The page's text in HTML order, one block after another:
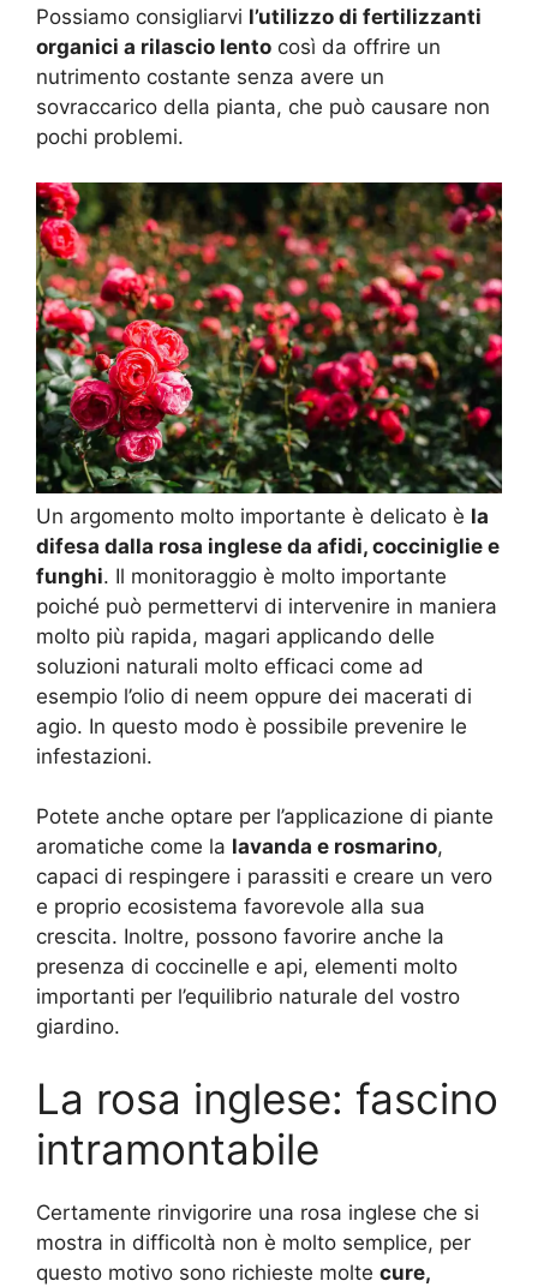
Possiamo consigliarvi l’utilizzo di fertilizzanti
organici a rilascio lento così da offrire un
nutrimento costante senza avere un
sovraccarico della pianta, che può causare non
pochi problemi.
Un argomento molto importante è delicato è la
difesa dalla rosa inglese da afidi, cocciniglie e
funghi. Il monitoraggio è molto importante
poiché può permettervi di intervenire in maniera
molto più rapida, magari applicando delle
soluzioni naturali molto efficaci come ad
esempio l’olio di neem oppure dei macerati di
agio. In questo modo è possibile prevenire le
infestazioni.
Potete anche optare per l’applicazione di piante
aromatiche come la lavanda e rosmarino,
capaci di respingere i parassiti e creare un vero
e proprio ecosistema favorevole alla sua
crescita. Inoltre, possono favorire anche la
presenza di coccinelle e api, elementi molto
importanti per l’equilibrio naturale del vostro
giardino.
La rosa inglese: fascino
intramontabile
Certamente rinvigorire una rosa inglese che si
mostra in difficoltà non è molto semplice, per
questo motivo sono richieste molte cure,